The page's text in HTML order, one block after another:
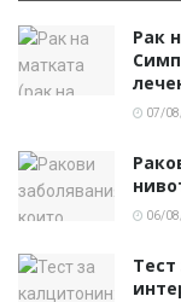
Рак
07/
06/